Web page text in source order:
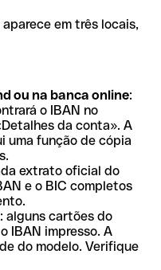
em três locais,
ou na banca online:
o IBAN no
da conta». A
uma função de cópia
extrato oficial do
e o BIC completos
: alguns cartões do
IBAN impresso. A
do modelo. Verifique